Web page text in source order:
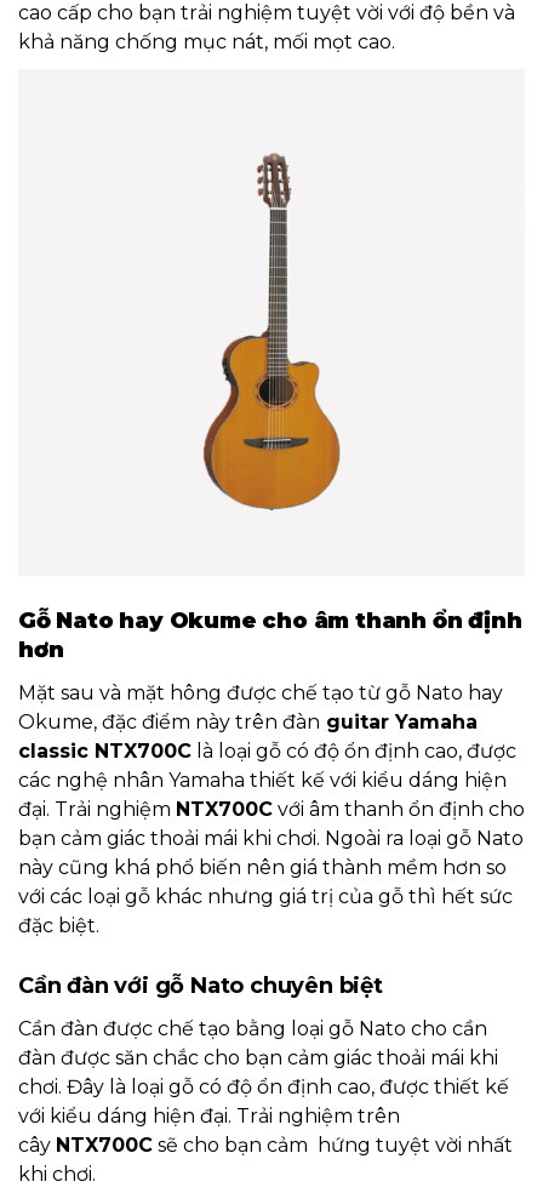
cao cấp cho bạn trải nghiệm tuyệt vời với độ bền và
khả năng chống mục nát, mối mọt cao.
Gỗ Nato hay Okume cho âm thanh ổn định
hơn
Mặt sau và mặt hông được chế tạo từ gỗ Nato hay
Okume, đặc điểm này trên đàn guitar Yamaha
classic NTX700C là loại gỗ có độ ổn định cao, được
các nghệ nhân Yamaha thiết kế với kiểu dáng hiện
đại. Trải nghiệm NTX700C với âm thanh ổn định cho
bạn cảm giác thoải mái khi chơi. Ngoài ra loại gỗ Nato
này cũng khá phổ biến nên giá thành mềm hơn so
với các loại gỗ khác nhưng giá trị của gỗ thì hết sức
đặc biệt.
Cần đàn với gỗ Nato chuyên biệt
Cần đàn được chế tạo bằng loại gỗ Nato cho cần
đàn được săn chắc cho bạn cảm giác thoải mái khi
chơi. Đây là loại gỗ có độ ổn định cao, được thiết kế
với kiểu dáng hiện đại. Trải nghiệm trên
cây NTX700C sẽ cho bạn cảm hứng tuyệt vời nhất
khi chơi.